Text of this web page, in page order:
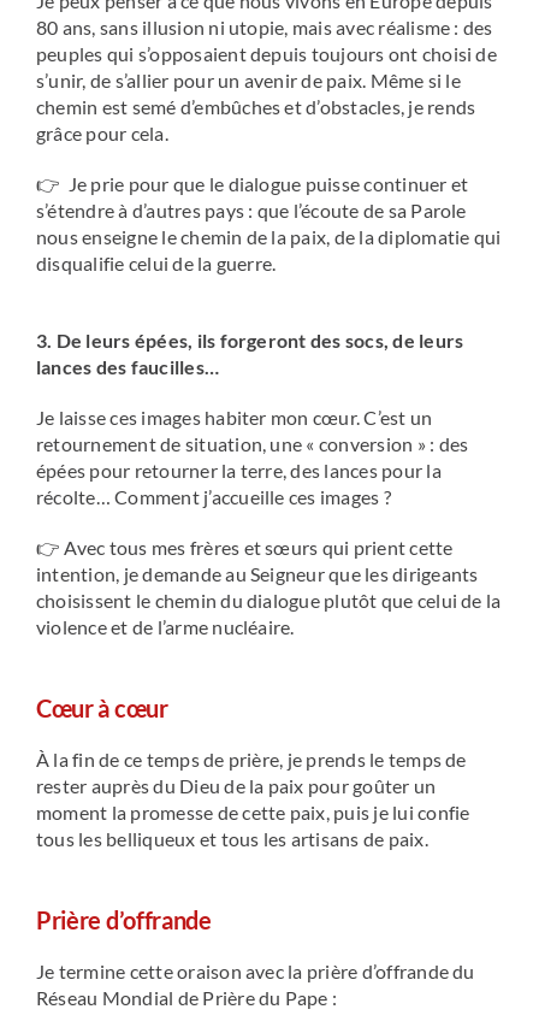
80 ans, sans illusion ni utopie, mais avec réalisme : des
peuples qui s’opposaient depuis toujours ont choisi de
s’unir, de s’allier pour un avenir de paix. Même si le
chemin est semé d’embûches et d’obstacles, je rends
grâce pour cela.
👉 Je prie pour que le dialogue puisse continuer et
s’étendre à d’autres pays : que l’écoute de sa Parole
nous enseigne le chemin de la paix, de la diplomatie qui
disqualifie celui de la guerre.
3. De leurs épées, ils forgeront des socs, de leurs
lances des faucilles…
Je laisse ces images habiter mon cœur. C’est un
retournement de situation, une « conversion » : des
épées pour retourner la terre, des lances pour la
récolte… Comment j’accueille ces images ?
👉 Avec tous mes frères et sœurs qui prient cette
intention, je demande au Seigneur que les dirigeants
choisissent le chemin du dialogue plutôt que celui de la
violence et de l’arme nucléaire.
Cœur à cœur
À la fin de ce temps de prière, je prends le temps de
rester auprès du Dieu de la paix pour goûter un
moment la promesse de cette paix, puis je lui confie
tous les belliqueux et tous les artisans de paix.
Prière d’offrande
Je termine cette oraison avec la prière d’offrande du
Réseau Mondial de Prière du Pape :